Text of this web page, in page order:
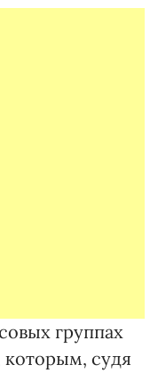
группах
которым, судя